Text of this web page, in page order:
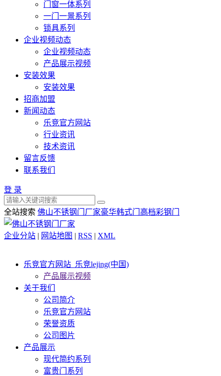
门窗一体系列
一门一景系列
锁具系列
企业视频动态
企业视频动态
产品展示视频
安装效果
安装效果
招商加盟
新闻动态
乐竞官方网站
行业资讯
技术资讯
留言反馈
联系我们
登 录
全站搜索 佛山不锈钢门厂家豪华韩式门 高档彩钢门
企业分站 | 网站地图 | RSS | XML
乐竞官方网站_乐竞lejing(中国)
产品展示视频
关于我们
公司简介
乐竞官方网站
荣誉资质
公司图片
产品展示
现代简约系列
富贵门系列